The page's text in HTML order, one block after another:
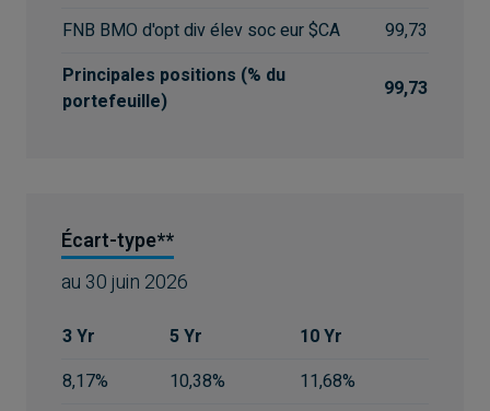
FNB BMO d'opt div élev soc eur $CA
99,73
Principales positions (% du
portefeuille)
99,73
Écart-type**
au 30 juin 2026
3 Yr 5 Yr
10 Yr
8,17%
10,38% 11,68%